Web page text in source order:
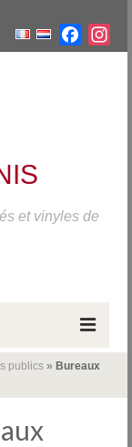
et vinyles de
publics » Bureaux